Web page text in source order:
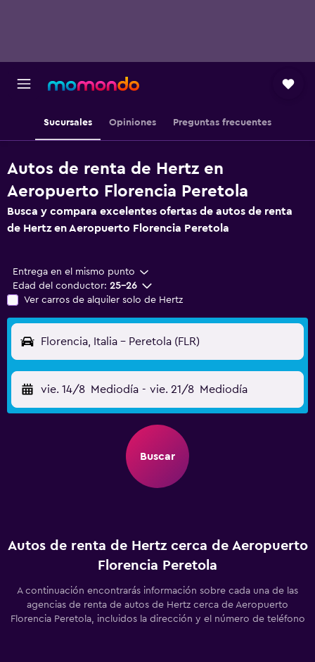
Sucursales Opiniones Preguntas frecuentes
Autos de renta de Hertz en
Aeropuerto Florencia Peretola
Busca y compara excelentes ofertas de autos de renta
de Hertz en Aeropuerto Florencia Peretola
Entrega en el mismo punto
Edad del conductor: 25-26
Ver carros de alquiler solo de Hertz
Florencia, Italia - Peretola (FLR)
vie. 14/8 Mediodía - vie. 21/8 Mediodía
Buscar
Autos de renta de Hertz cerca de Aeropuerto
Florencia Peretola
A continuación encontrarás información sobre cada una de las
agencias de renta de autos de Hertz cerca de Aeropuerto
Florencia Peretola, incluidos la dirección y el número de teléfono